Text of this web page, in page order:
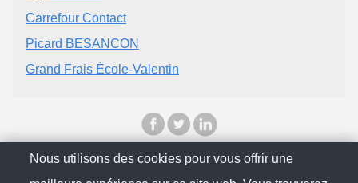
Carrefour Contact
Picard BESANCON
Grand Frais École-Valentin
Nous utilisons des cookies pour vous offrir une